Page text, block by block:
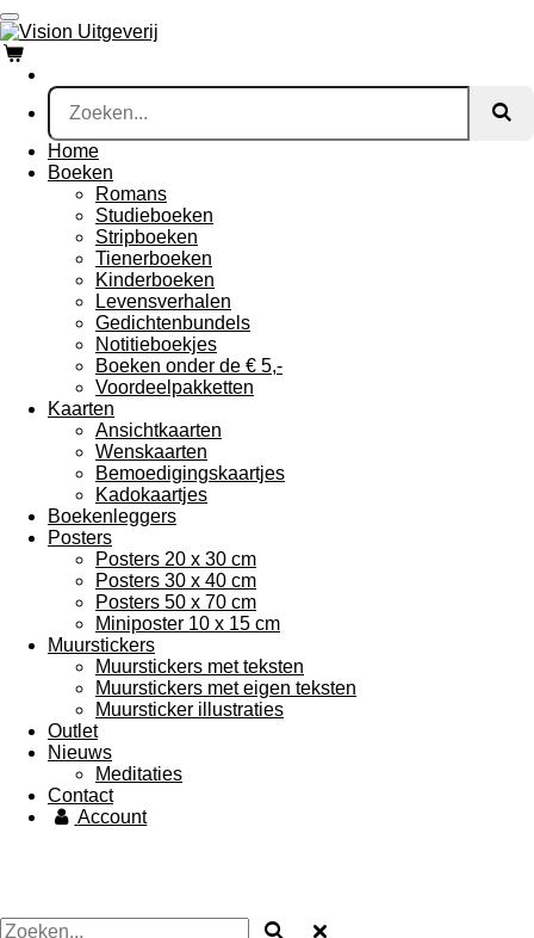
Ga
direct
naar
de
hoofdinhoud
Home
Boeken
Romans
Studieboeken
Stripboeken
Tienerboeken
Kinderboeken
Levensverhalen
Gedichtenbundels
Notitieboekjes
Boeken onder de € 5,-
Voordeelpakketten
Kaarten
Ansichtkaarten
Wenskaarten
Bemoedigingskaartjes
Kadokaartjes
Boekenleggers
Posters
Posters 20 x 30 cm
Posters 30 x 40 cm
Posters 50 x 70 cm
Miniposter 10 x 15 cm
Muurstickers
Muurstickers met teksten
Muurstickers met eigen teksten
Muursticker illustraties
Outlet
Nieuws
Meditaties
Contact
Account